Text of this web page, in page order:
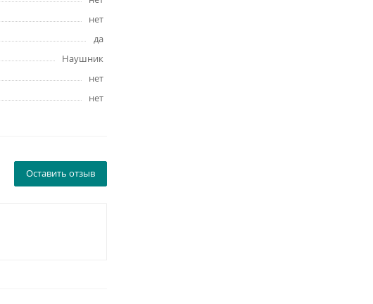
нет
да
Наушник
нет
нет
Оставить отзыв